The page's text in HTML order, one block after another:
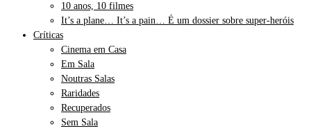
10 anos, 10 filmes
It’s a plane… It’s a pain… É um dossier sobre super-heróis
Críticas
Cinema em Casa
Em Sala
Noutras Salas
Raridades
Recuperados
Sem Sala